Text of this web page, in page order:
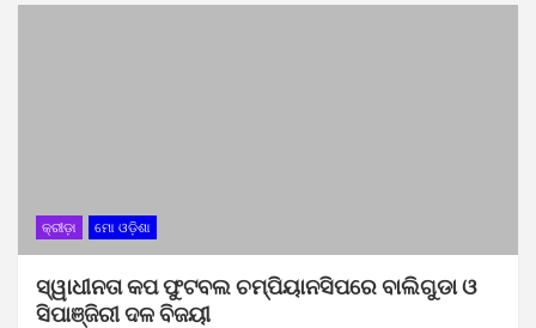
କ୍ରୀଡ଼ା ମୋ ଓଡ଼ିଶା
ସ୍ୱାଧୀନତା କପ ଫୁଟବଲ ଚମ୍ପିୟାନସିପରେ ବାଲିଗୁଡା ଓ
ସିପାଞ୍ଜିରୀ ଦଳ ବିଜୟୀ